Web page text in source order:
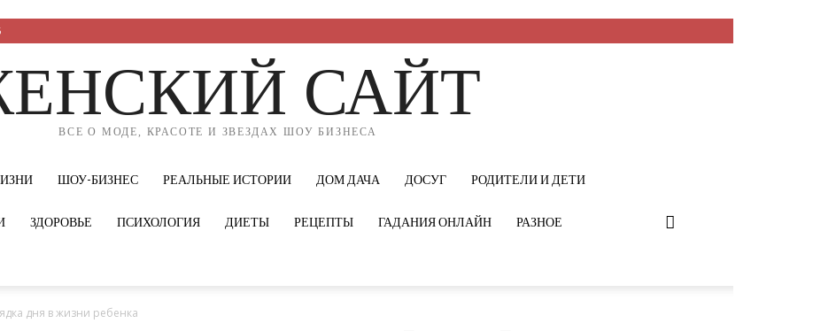
САЙТ
ВСЕ О МОДЕ, КРАСОТЕ И ЗВЕЗДАХ ШОУ БИЗНЕСА
ШОУ-БИЗНЕС РЕАЛЬНЫЕ ИСТОРИИ ДОМ ДАЧА ДОСУГ РОДИТЕЛИ И ДЕТИ
ЗДОРОВЬЕ ПСИХОЛОГИЯ ДИЕТЫ РЕЦЕПТЫ ГАДАНИЯ ОНЛАЙН РАЗНОЕ
дня в жизни ребенка